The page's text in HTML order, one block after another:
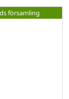
församling